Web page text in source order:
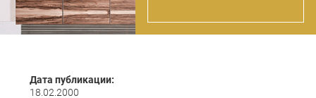
Дата публикации:
18.02.2000